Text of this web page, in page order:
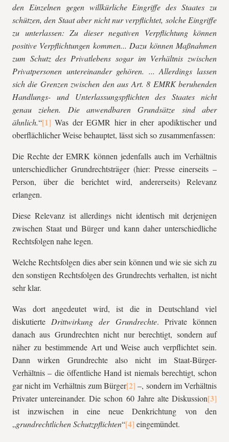
den Einzelnen gegen willkürliche Eingriffe des Staates zu
schützen, den Staat aber nicht nur verpflichtet, solche Eingriffe
zu unterlassen: Zu dieser negativen Verpflichtung können
positive Verpflichtungen kommen... Dazu können Maßnahmen
zum Schutz des Privatlebens sogar im Verhältnis zwischen
Privatpersonen untereinander gehören. ... Allerdings lassen
sich die Grenzen zwischen den aus Art. 8 EMRK beruhenden
Handlungs- und Unterlassungspflichten des Staates nicht
genau ziehen. Die anwendbaren Grundsätze sind aber
ähnlich.“
Was der EGMR hier in eher apodiktischer und
oberflächlicher Weise behauptet, lässt sich so zusammenfassen:
Die Rechte der EMRK können jedenfalls auch im Verhältnis
unterschiedlicher Grundrechtsträger (hier: Presse einerseits –
Person, über die berichtet wird, andererseits) Relevanz
erlangen.
Diese Relevanz ist allerdings nicht identisch mit derjenigen
zwischen Staat und Bürger und kann daher unterschiedliche
Rechtsfolgen nahe legen.
Welche Rechtsfolgen dies aber sein können und wie sie sich zu
den sonstigen Rechtsfolgen des Grundrechts verhalten, ist nicht
sehr klar.
Was dort angedeutet wird, ist die in Deutschland viel
diskutierte Drittwirkung der Grundrechte. Private können
danach aus Grundrechten nicht nur berechtigt, sondern auf
näher zu bestimmende Art und Weise auch verpflichtet sein.
Dann wirken Grundrechte also nicht im Staat-Bürger-
Verhältnis – die öffentliche Hand ist niemals berechtigt, schon
gar nicht im Verhältnis zum Bürger
–, sondern im Verhältnis
Privater untereinander. Die schon 60 Jahre alte Diskussion
ist inzwischen in eine neue Denkrichtung von den
„grundrechtlichen Schutzpflichten“ eingemündet.